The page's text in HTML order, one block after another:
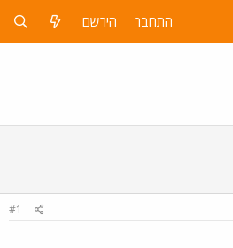
התחבר הירשם
#1